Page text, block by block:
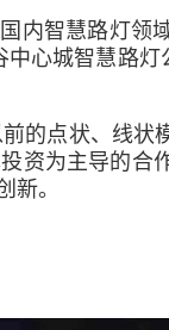
内智慧路灯领
心城智慧路
的点状、线状
资为主导的合
新。